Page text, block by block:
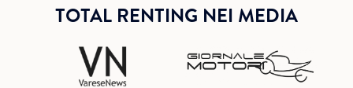
TOTAL RENTING NEI MEDIA